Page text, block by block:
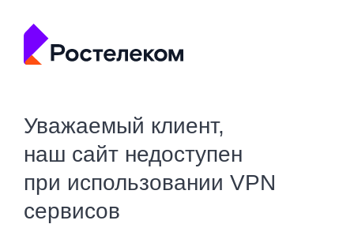
Уважаемый клиент,
наш сайт недоступен
при использовании VPN
сервисов